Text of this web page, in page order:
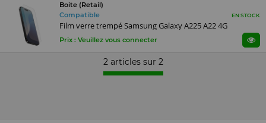
Boite (Retail)
Compatible
EN STOCK
Film verre trempé Samsung Galaxy A225 A22 4G
Prix : Veuillez vous connecter
2 articles sur 2